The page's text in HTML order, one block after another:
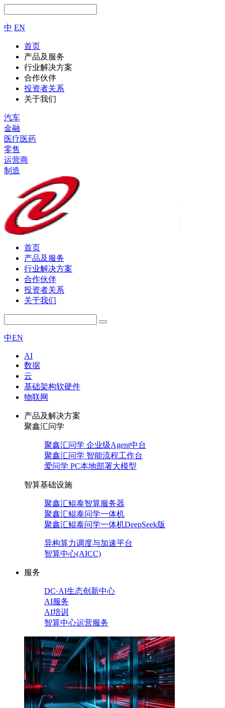
中 EN
首页
产品及服务
行业解决方案
合作伙伴
投资者关系
关于我们
汽车
金融
医疗医药
零售
运营商
制造
首页
产品及服务
行业解决方案
合作伙伴
投资者关系
关于我们
中EN
AI
数据
云
基础架构软硬件
物联网
产品及解决方案
聚鑫汇问学
聚鑫汇问学 企业级Agent中台
聚鑫汇问学 智能流程工作台
爱问学 PC本地部署大模型
智算基础设施
聚鑫汇鲲泰智算服务器
聚鑫汇鲲泰问学一体机
聚鑫汇鲲泰问学一体机DeepSeek版
异构算力调度与加速平台
智算中心(AICC)
服务
DC·AI生态创新中心
AI服务
AI培训
智算中心运营服务